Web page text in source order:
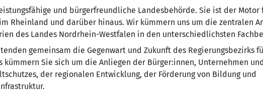
und bürgerfreundliche Landesbehörde. Sie ist der Motor
Rheinland und darüber hinaus. Wir kümmern uns um die zentralen
des Landes Nordrhein-Westfalen in den unterschiedlichsten
gemeinsam die Gegenwart und Zukunft des Regierungsbezirks
kümmern Sie sich um die Anliegen der Bürger:innen, Unternehmen und
der regionalen Entwicklung, der Förderung von Bildung und